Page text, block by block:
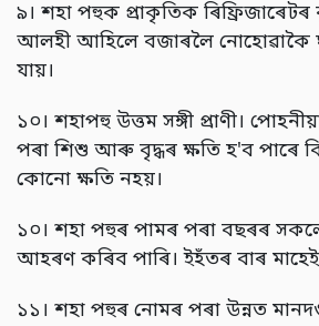
৯। শহা পহুক প্ৰাকৃতিক
আলহী আহিলে বজাৰলৈ নোহোৱাকৈ
যায়।
১০। শহাপহু উত্তম সঙ্গী প্ৰাণী।
পৰা শিশু আৰু বৃদ্ধৰ ক্ষতি হ'ব পাৰে
কোনো ক্ষতি নহয়।
১০। শহা পহুৰ পামৰ পৰা বছৰৰ
আহৰণ কৰিব পাৰি। ইহঁতৰ বাৰ
১১। শহা পহুৰ নোমৰ পৰা উন্নত